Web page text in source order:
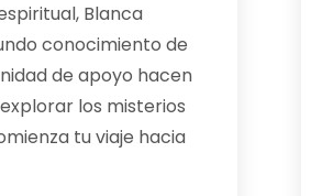
Blanca
conocimiento de
de apoyo hacen
los misterios
tu viaje hacia